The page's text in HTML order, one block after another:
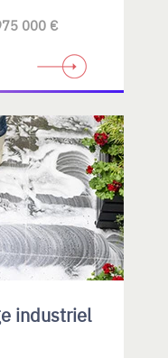
000 €
industriel